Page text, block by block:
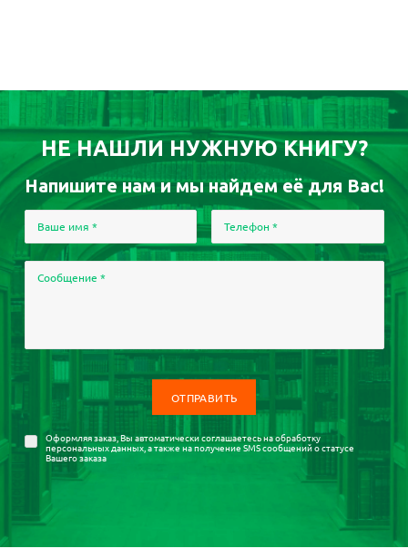
НЕ НАШЛИ НУЖНУЮ КНИГУ?
Напишите нам и мы найдем её для Вас!
Ваше имя * Телефон *
Сообщение *
Оформляя заказ, Вы автоматически соглашаетесь наобработку
персональных данных, а также на получение SMS сообщений о статусе
Вашего заказа